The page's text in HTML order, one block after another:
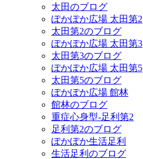
太田のブログ
ぽかぽか広場 太田第2
太田第2のブログ
ぽかぽか広場 太田第3
太田第3のブログ
ぽかぽか広場 太田第5
太田第5のブログ
ぽかぽか広場 館林
館林のブログ
重症心身型-足利第2
足利第2のブログ
ぽかぽか生活足利
生活足利のブログ